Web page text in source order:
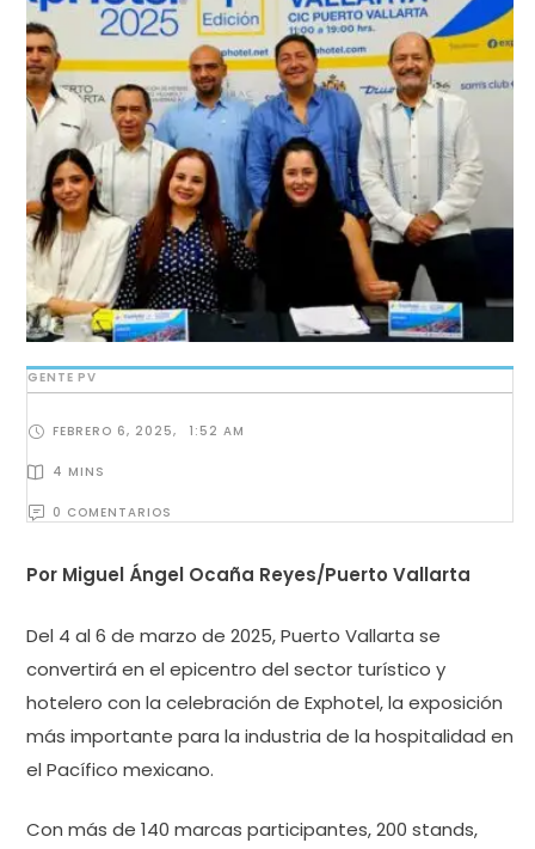
GENTE PV
FEBRERO 6, 2025, 1:52 AM
4 MINS
0 COMENTARIOS
Por Miguel Ángel Ocaña Reyes/Puerto Vallarta
Del 4 al 6 de marzo de 2025, Puerto Vallarta se
convertirá en el epicentro del sector turístico y
hotelero con la celebración de Exphotel, la exposición
más importante para la industria de la hospitalidad en
el Pacífico mexicano.
Con más de 140 marcas participantes, 200 stands,